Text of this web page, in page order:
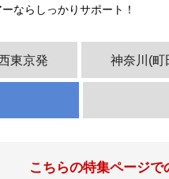
ならしっかりサポート！
東京発 神奈川(町
こちらの特集ページで